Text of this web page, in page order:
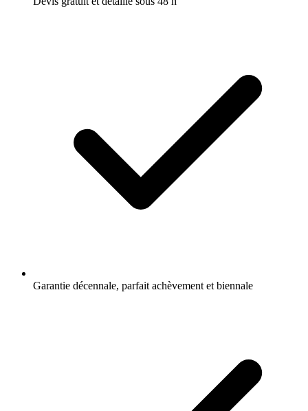
Garantie décennale, parfait achèvement et biennale